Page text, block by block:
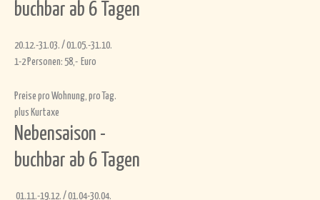
buchbar ab 6 Tagen
20.12.-31.03. / 01.05.-31.10.
1-2 Personen: 58,- Euro
Preise pro Wohnung, pro Tag.
plus Kurtaxe
Nebensaison -
buchbar ab 6 Tagen
01.11.-19.12. / 01.04-30.04.